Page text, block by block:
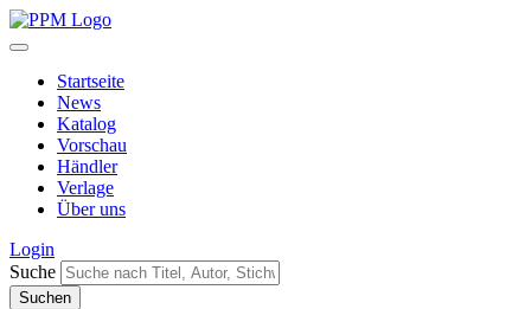
Startseite
News
Katalog
Vorschau
Händler
Verlage
Über uns
Login
Suche